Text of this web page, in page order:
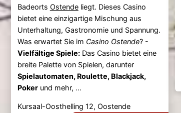
Badeorts Ostendeliegt. Dieses Casino
bietet eine einzigartige Mischung aus
Unterhaltung, Gastronomie und Spannung.
Was erwartet Sie im Casino Ostende? -
Vielfältige Spiele:Das Casino bietet eine
breite Palette von Spielen, darunter
Spielautomaten, Roulette, Blackjack,
Pokerund mehr, ...
Kursaal-Oosthelling 12, Oostende